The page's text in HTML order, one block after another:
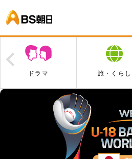
ドラマ 旅・くらし
Prev